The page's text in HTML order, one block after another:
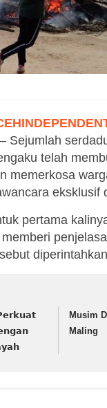
– Sejumlah
telah
memerkosa
eksklusif
pertama
memberi
Musim
Maling